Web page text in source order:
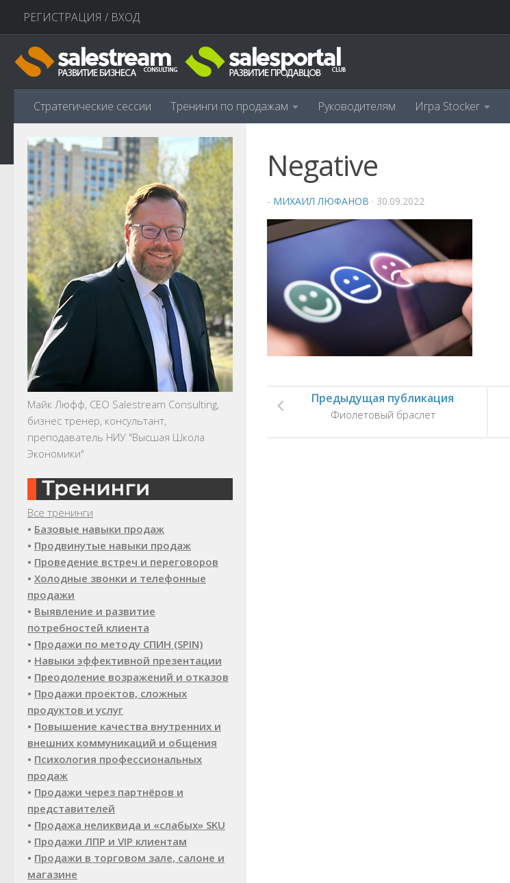
Перейти к содержимому
РЕГИСТРАЦИЯ / ВХОД
Стратегические сессии Тренинги по продажам Руководителям Игра Stocker
Negative
- МИХАИЛ ЛЮФАНОВ · 30.09.2022
Предыдущая публикация
Фиолетовый браслет
Майк Люфф, CEO Salestream Consulting,
бизнес тренер, консультант,
преподаватель НИУ "Высшая Школа
Экономики"
Все тренинги
• Базовые навыки продаж
• Продвинутые навыки продаж
• Проведение встреч и переговоров
• Холодные звонки и телефонные
продажи
• Выявление и развитие
потребностей клиента
• Продажи по методу СПИН (SPIN)
• Навыки эффективной презентации
• Преодоление возражений и отказов
• Продажи проектов, сложных
продуктов и услуг
• Повышение качества внутренних и
внешних коммуникаций и общения
• Психология профессиональных
продаж
• Продажи через партнёров и
представителей
• Продажа неликвида и «слабых» SKU
• Продажи ЛПР и VIP клиентам
• Продажи в торговом зале, салоне и
магазине